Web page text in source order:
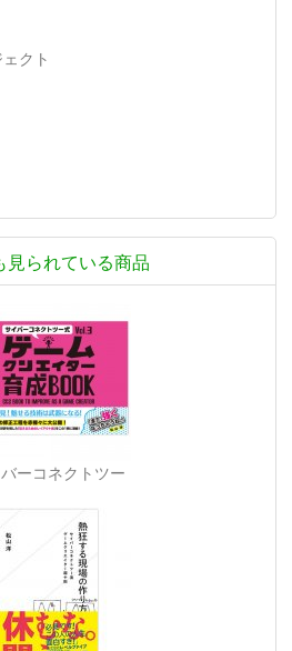
クト
見られている商品
ーコネクトツー